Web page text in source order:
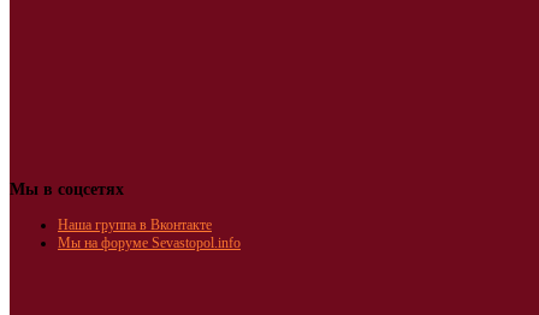
Мы в соцсетях
Наша группа в Вконтакте
Мы на форуме Sevastopol.info